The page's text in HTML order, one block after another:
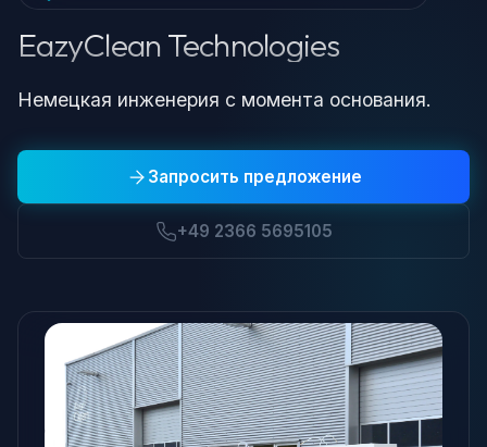
EazyClean Technologies
Немецкая инженерия с момента основания.
Запросить предложение
+49 2366 5695105